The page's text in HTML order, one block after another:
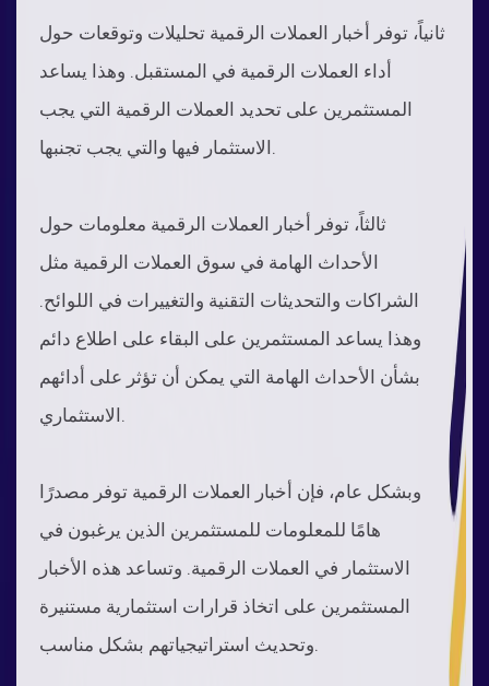
ثانياً، توفر أخبار العملات الرقمية تحليلات وتوقعات حول
أداء العملات الرقمية في المستقبل. وهذا يساعد
المستثمرين على تحديد العملات الرقمية التي يجب
ثالثاً، توفر أخبار العملات الرقمية معلومات حول
الأحداث الهامة في سوق العملات الرقمية مثل
الشراكات والتحديثات التقنية والتغييرات في اللوائح.
وهذا يساعد المستثمرين على البقاء على اطلاع دائم
بشأن الأحداث الهامة التي يمكن أن تؤثر على أدائهم
وبشكل عام، فإن أخبار العملات الرقمية توفر مصدرًا
هامًا للمعلومات للمستثمرين الذين يرغبون في
الاستثمار في العملات الرقمية. وتساعد هذه الأخبار
المستثمرين على اتخاذ قرارات استثمارية مستنيرة